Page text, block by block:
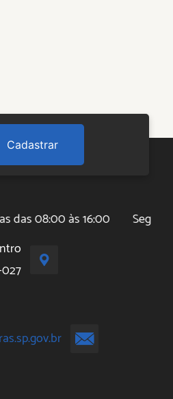
Cadastrar
08:00 às 16:00
027